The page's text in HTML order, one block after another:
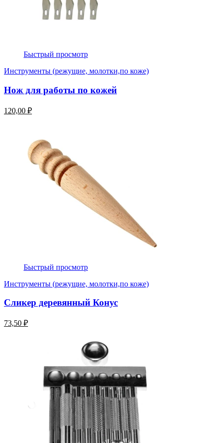
Быстрый просмотр
Инструменты (режущие, молотки,по коже)
Нож для работы по кожей
120,00 ₽
Быстрый просмотр
Инструменты (режущие, молотки,по коже)
Сликер деревянный Конус
73,50 ₽